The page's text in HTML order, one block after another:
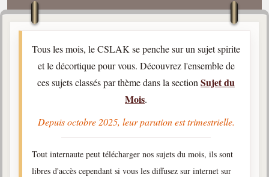
Contact / Accès
Plan d'accès
Spiritisme
Philosophie
La doctrine d'Allan Kardec
Tous les mois, le CSLAK se penche sur un sujet spirite
et le décortique pour vous. Découvrez l'ensemble de
ces sujets classés par thème dans la section Sujet du
Mois.
Depuis octobre 2025, leur parution est trimestrielle.
Tout internaute peut télécharger nos sujets du mois, ils sont
libres d'accès cependant si vous les diffusez sur internet sur